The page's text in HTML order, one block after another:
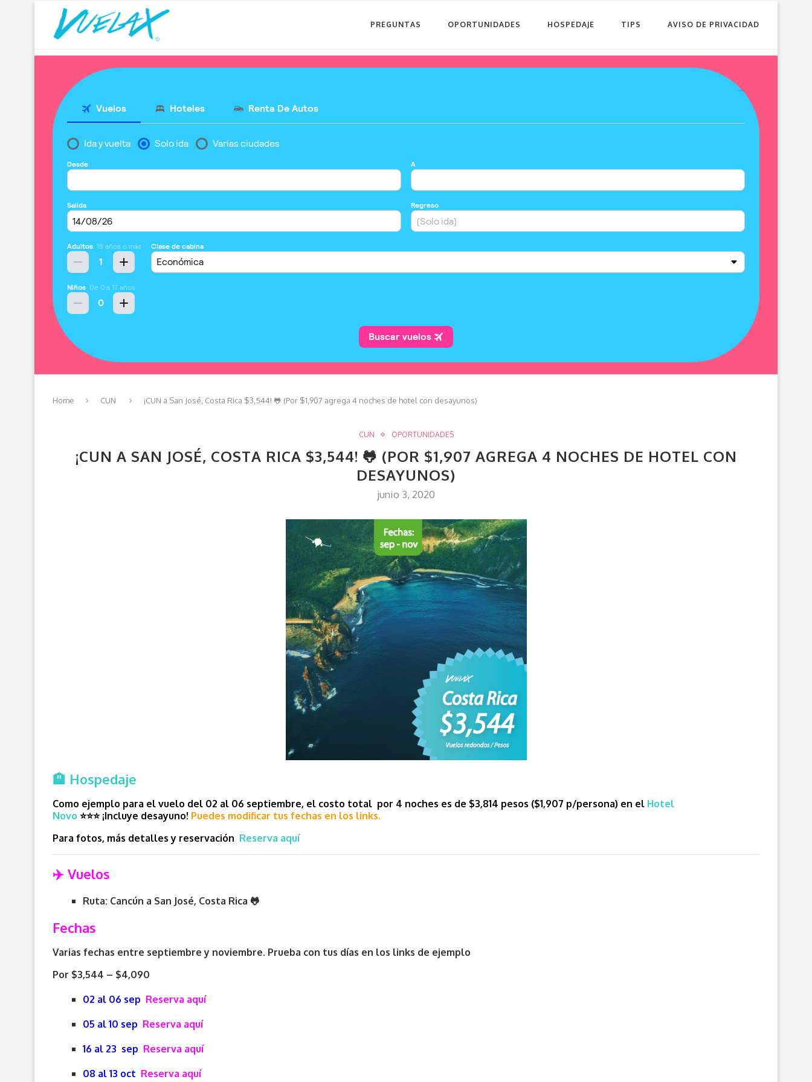
PREGUNTAS OPORTUNIDADES HOSPEDAJE TIPS AVISO DE PRIVACIDAD
Home CUN ¡CUN a San José, Costa Rica $3,544! 🐸 (Por $1,907 agrega 4 noches de hotel con desayunos)
CUN OPORTUNIDADES
¡CUN A SAN JOSÉ, COSTA RICA $3,544! 🐸 (POR $1,907 AGREGA 4 NOCHES DE HOTEL CON
DESAYUNOS)
junio 3, 2020
🏨 Hospedaje
Como ejemplo para el vuelo del 02 al 06 septiembre, el costo total por 4 noches es de $3,814 pesos ($1,907 p/persona) en el Hotel
Novo ⭐⭐⭐ ¡Incluye desayuno! Puedes modificar tus fechas en los links.
Para fotos, más detalles y reservación Reserva aquí
✈️ Vuelos
Ruta: Cancún a San José, Costa Rica 🐸
Fechas
Varias fechas entre septiembre y noviembre. Prueba con tus días en los links de ejemplo
Por $3,544 – $4,090
02 al 06 sep Reserva aquí
05 al 10 sep Reserva aquí
16 al 23 sep Reserva aquí
08 al 13 oct Reserva aquí